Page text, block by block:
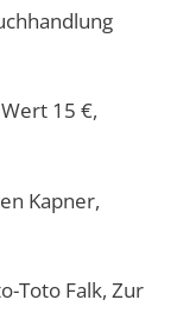
15 €,
Kapner,
Toto Falk, Zur